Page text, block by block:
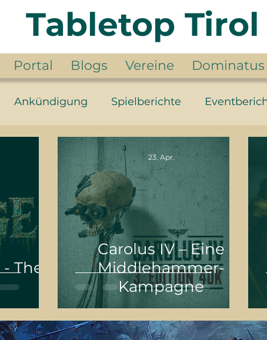
Tabletop Tirol
Portal Blogs Vereine Dominatus
Ankündigung Spielberichte
Jahr der Fantasy Year of the
The
Carolus IV – Eine
Middlehammer-
Kampagne
23. Apr.